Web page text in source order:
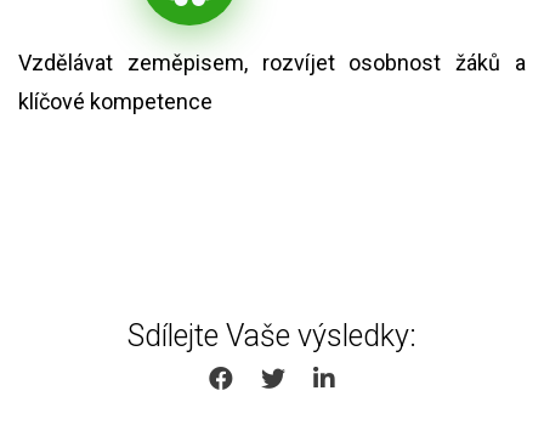
Vzdělávat zeměpisem, rozvíjet osobnost žáků a
klíčové kompetence
Sdílejte Vaše výsledky:
SHARE ON FACEBOOK
SHARE ON TWITTER
SHARE ON LINKEDIN